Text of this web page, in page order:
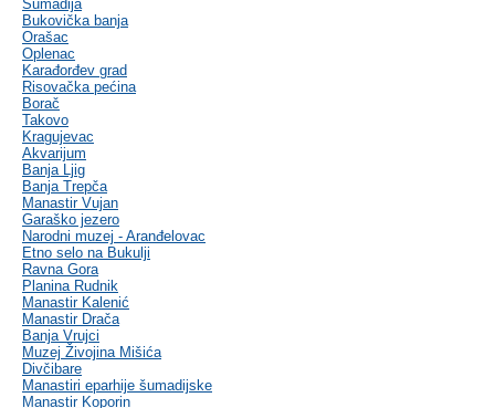
Šumadija
Bukovička banja
Orašac
Oplenac
Karađorđev grad
Risovačka pećina
Borač
Takovo
Kragujevac
Akvarijum
Banja Ljig
Banja Trepča
Manastir Vujan
Garaško jezero
Narodni muzej - Aranđelovac
Etno selo na Bukulji
Ravna Gora
Planina Rudnik
Manastir Kalenić
Manastir Drača
Banja Vrujci
Muzej Živojina Mišića
Divčibare
Manastiri eparhije šumadijske
Manastir Koporin